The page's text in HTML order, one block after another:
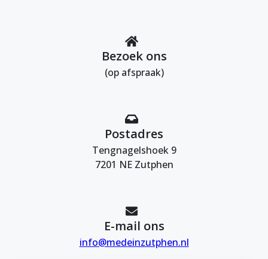
Bezoek ons
(op afspraak)
Postadres
Tengnagelshoek 9
7201 NE Zutphen
E-mail ons
info@medeinzutphen.nl